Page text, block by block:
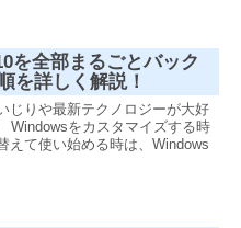
を全部まるごとバック
を詳しく解説！
じりや最新テクノロジーが大好
Windowsをカスタマイズする時
えて使い始める時は、Windows